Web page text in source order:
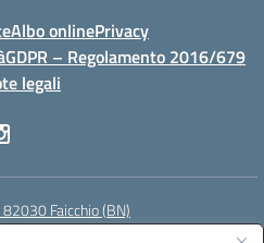
Albo onlinePrivacy
GDPR – Regolamento 2016/679
legali
Faicchio (BN)